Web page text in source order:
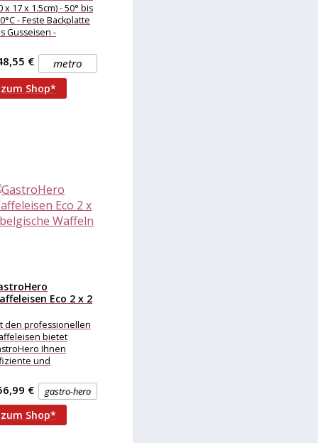
x 17 x 1.5cm) - 50° bis
- Feste Backplatte
Gusseisen -
metro
€
zum Shop*
Eco 2 x 2
den professionellen
bietet
Ihnen
und
Qualität
für die kalte
Die
gastro-hero
€
zum Shop*